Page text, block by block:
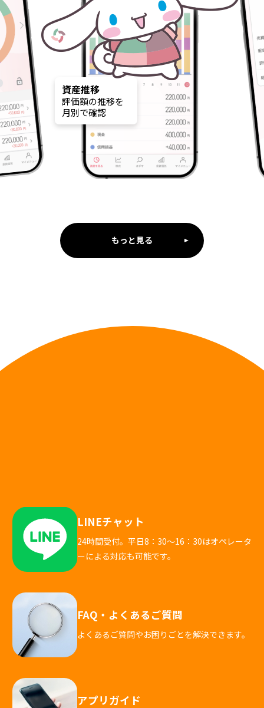
永久保存の成績表
はじめた年から、
年別の投資成績を
永久記録！
もっと見る
LINEチャット
24時間受付。平日8：30～16：30はオペレータ
ーによる対応も可能です。
FAQ・よくあるご質問
よくあるご質問やお困りごとを解決できます。
アプリガイド